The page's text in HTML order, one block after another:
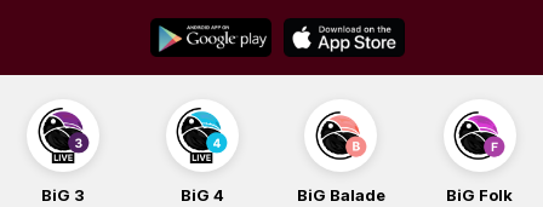
content
BiG Balade BiG Folk